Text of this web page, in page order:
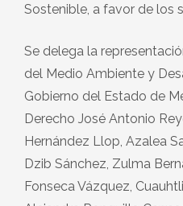
Sostenible, a favor de los
Se delega la
del Medio Ambiente y
Gobierno del Estado de
Derecho José Antonio
Hernández Llop, Azalea
Dzib Sánchez, Zulma
Fonseca Vázquez,